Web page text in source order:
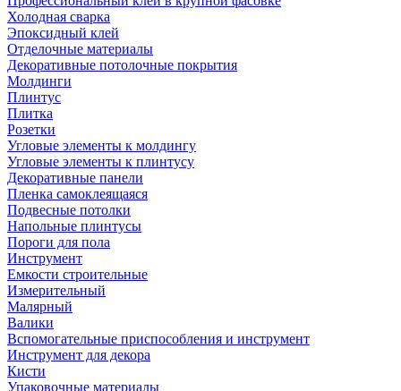
Холодная сварка
Эпоксидный клей
Отделочные материалы
Декоративные потолочные покрытия
Молдинги
Плинтус
Плитка
Розетки
Угловые элементы к молдингу
Угловые элементы к плинтусу
Декоративные панели
Пленка самоклеящаяся
Подвесные потолки
Напольные плинтусы
Пороги для пола
Инструмент
Емкости строительные
Измерительный
Малярный
Валики
Вспомогательные приспособления и инструмент
Инструмент для декора
Кисти
Упаковочные материалы